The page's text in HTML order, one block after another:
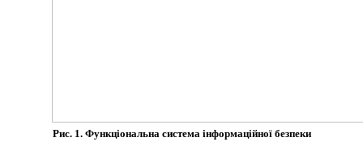
Рис. 1. Функціональна система інформаційної безпеки